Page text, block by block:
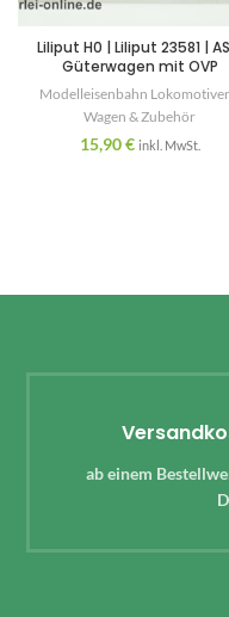
Liliput H0 | Liliput 23581 |
Güterwagen mit OVP
Modelleisenbahn
Wagen & Zubehör
15,90€ inkl. MwSt.
ab einem